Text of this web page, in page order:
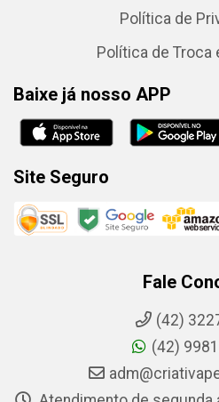
Política de
Política de Troca
Baixe já nosso APP
Site Seguro
Fale
(42)
(42)